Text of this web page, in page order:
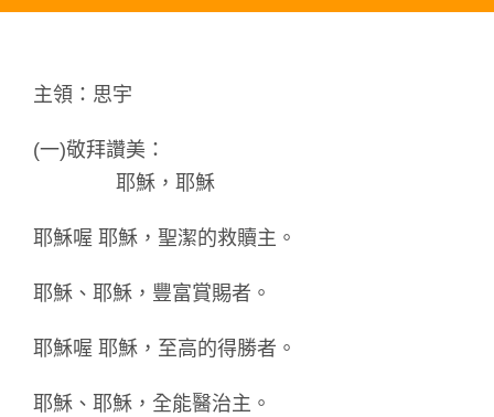
主領：思宇
(一)敬拜讚美：
耶穌，耶穌
耶穌喔 耶穌，聖潔的救贖主。
耶穌、耶穌，豐富賞賜者。
耶穌喔 耶穌，至高的得勝者。
耶穌、耶穌，全能醫治主。